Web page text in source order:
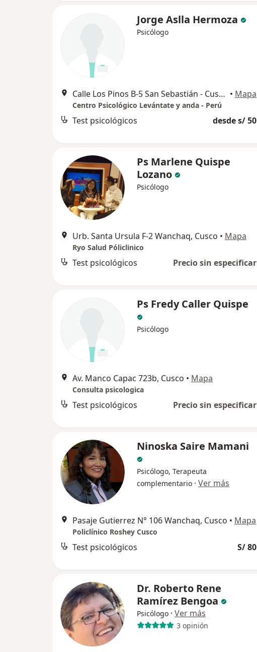
Jorge Aslla Hermoza
Psicólogo
Calle Los Pinos B-5 San Sebastián - Cusco , Cusco • Mapa
Centro Psicológico Levántate y anda - Perú
Test psicológicos desde s/ 50
Ps Marlene Quispe
Lozano
Psicólogo
Urb. Santa Ursula F-2 Wanchaq, Cusco • Mapa
Ryo Salud Póliclinico
Test psicológicos Precio sin especificar
Ps Fredy Caller Quispe
Psicólogo
Av. Manco Capac 723b, Cusco • Mapa
Consulta psicologica
Test psicológicos Precio sin especificar
Ninoska Saire Mamani
Psicólogo, Terapeuta
complementario · Ver más
Pasaje Gutierrez N° 106 Wanchaq, Cusco • Mapa
Policlínico Roshey Cusco
Test psicológicos S/ 80
Dr. Roberto Rene
Ramírez Bengoa
Psicólogo · Ver más
3 opinión